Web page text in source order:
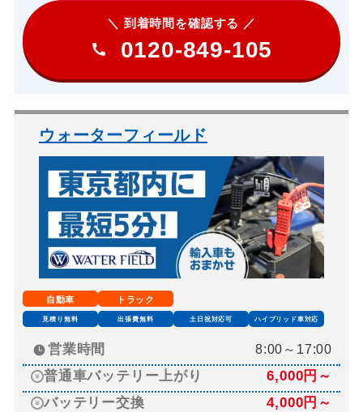
＼ 到着時間を確認する ／
0120-849-105
ウォーターフィールド
自動車 トラック
見積り無料 出張費無料 土日祝対応可 ハイブリッド車対応
営業時間 8:00～17:00
普通車バッテリー上がり
6,000円～
バッテリー交換
4,000円～